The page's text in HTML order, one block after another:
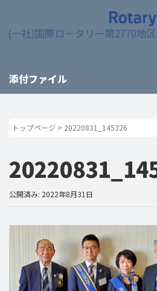
添付ファイル
トップページ > 20220831_145326
公開済み: 2022年8月31日